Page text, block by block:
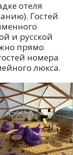
отеля
Гостей
и русской
прямо
номера
люкса.